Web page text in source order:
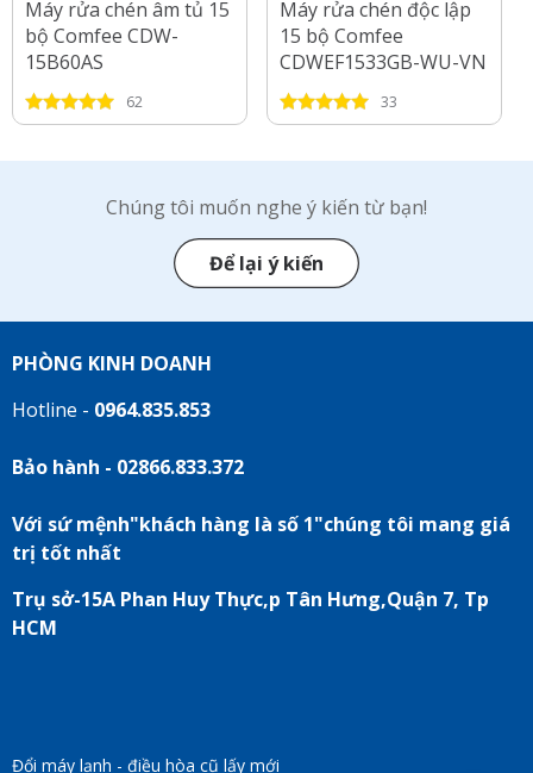
Máy rửa chén âm tủ 15
bộ Comfee CDW-
15B60AS
62
Máy rửa chén độc lập
15 bộ Comfee
CDWEF1533GB-WU-VN
33
Chúng tôi muốn nghe ý kiến từ bạn!
Để lại ý kiến
PHÒNG KINH DOANH
Hotline - 0964.835.853
Bảo hành - 02866.833.372
Với sứ mệnh"khách hàng là số 1"chúng tôi mang giá
trị tốt nhất
Trụ sở-15A Phan Huy Thực,p Tân Hưng,Quận 7, Tp
HCM
Đổi máy lạnh - điều hòa cũ lấy mới